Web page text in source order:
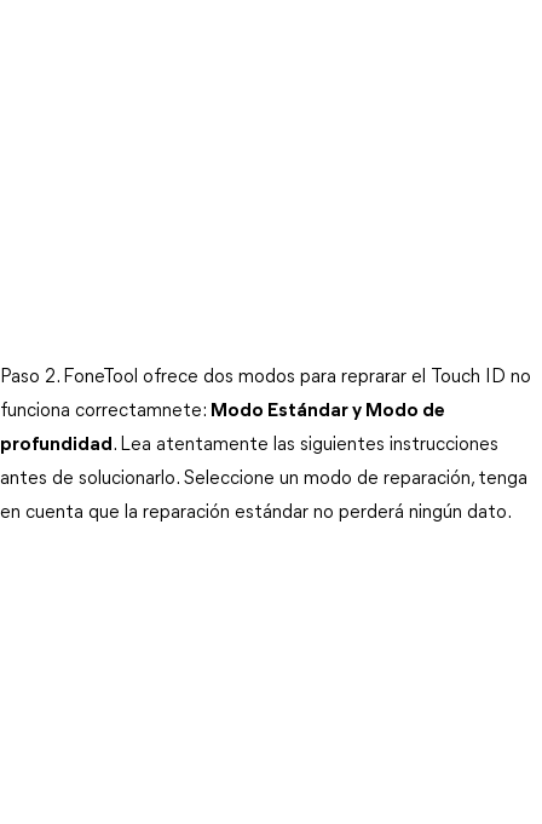
Paso 2. FoneTool ofrece dos modos para reprarar el Touch ID no
funciona correctamnete: Modo Estándar y Modo de
profundidad. Lea atentamente las siguientes instrucciones
antes de solucionarlo. Seleccione un modo de reparación, tenga
en cuenta que la reparación estándar no perderá ningún dato.